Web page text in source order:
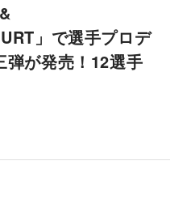
」で選手プロデ
弾が発売！12選手